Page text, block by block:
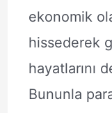
ekonomik
hissederek
hayatlarını
Bununla